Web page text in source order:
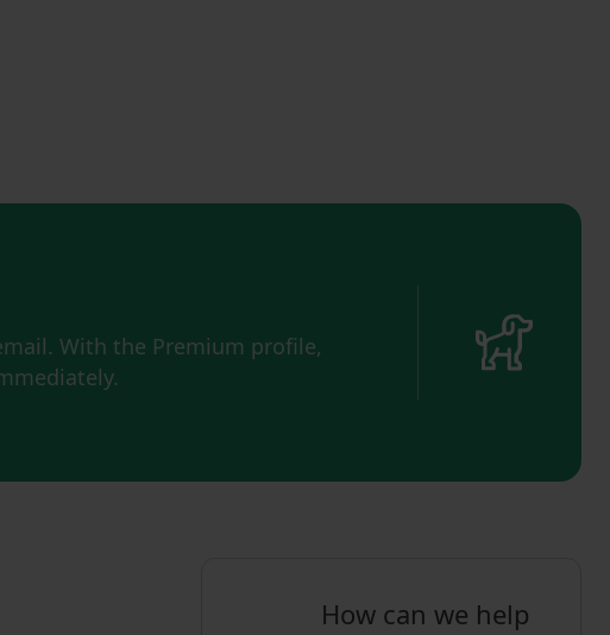
With the Premium profile,
How can we help